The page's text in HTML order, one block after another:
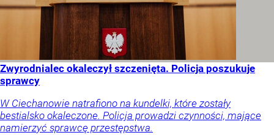
Zwyrodnialec okaleczył szczenięta. Policja poszukuje
sprawcy
W Ciechanowie natrafiono na kundelki, które zostały
bestialsko okaleczone. Policja prowadzi czynności, mające
namierzyć sprawcę przestępstwa.